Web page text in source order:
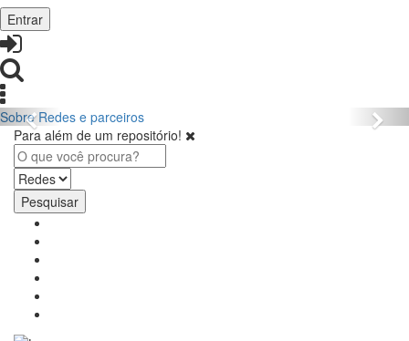
Entrar
Sobre Redes e parceiros
Para além de um repositório!
Pesquisar